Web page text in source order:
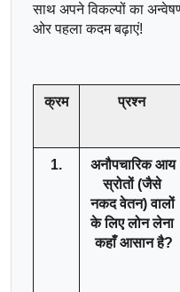
साथ अपने विकल्पों का
ओर पहला कदम बढ़ाएं!
क्रम प्रश्न
1.
अनौपचारिक आय
स्रोतों (जैसे
नकद वेतन) वालों
के लिए लोन लेना
कहाँ आसान है?